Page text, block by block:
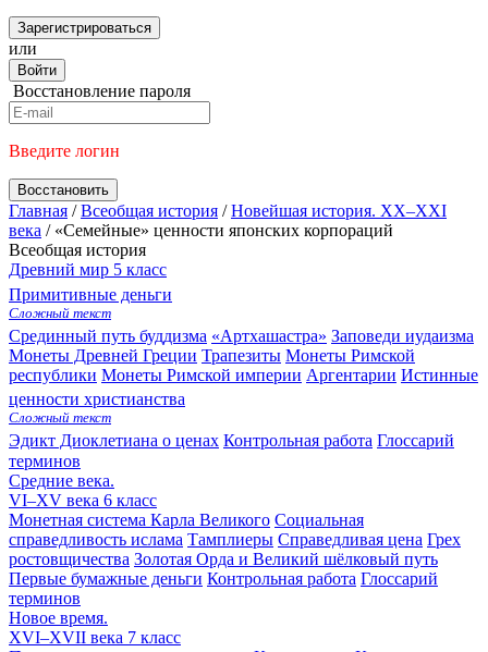
Зарегистрироваться
или
Войти
Восстановление пароля
Введите логин
Восстановить
Главная / Всеобщая история / Новейшая история. XX–XXI
века / «Семейные» ценности японских корпораций
Всеобщая история
Древний мир 5 класс
Примитивные деньги
Сложный текст
Срединный путь буддизма «Артхашастра» Заповеди иудаизма
Монеты Древней Греции Трапезиты Монеты Римской
республики Монеты Римской империи Аргентарии Истинные
ценности христианства
Сложный текст
Эдикт Диоклетиана о ценах Контрольная работа Глоссарий
терминов
Средние века.
VI–XV века 6 класс
Монетная система Карла Великого Социальная
справедливость ислама Тамплиеры Справедливая цена Грех
ростовщичества Золотая Орда и Великий шёлковый путь
Первые бумажные деньги Контрольная работа Глоссарий
терминов
Новое время.
XVI–XVII века 7 класс